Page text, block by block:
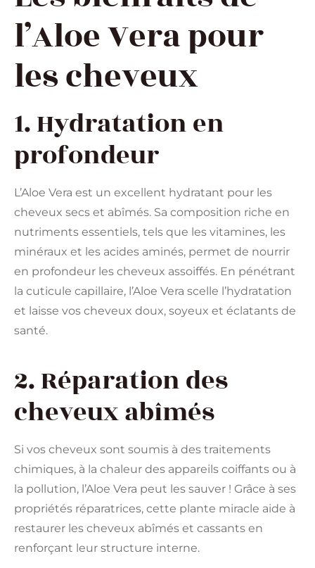
l’Aloe Vera pour
les cheveux
1. Hydratation en
profondeur
L’Aloe Vera est un excellent hydratant pour les
cheveux secs et abîmés. Sa composition riche en
nutriments essentiels, tels que les vitamines, les
minéraux et les acides aminés, permet de nourrir
en profondeur les cheveux assoiffés. En pénétrant
la cuticule capillaire, l’Aloe Vera scelle l’hydratation
et laisse vos cheveux doux, soyeux et éclatants de
santé.
2. Réparation des
cheveux abîmés
Si vos cheveux sont soumis à des traitements
chimiques, à la chaleur des appareils coiffants ou à
la pollution, l’Aloe Vera peut les sauver ! Grâce à ses
propriétés réparatrices, cette plante miracle aide à
restaurer les cheveux abîmés et cassants en
renforçant leur structure interne.